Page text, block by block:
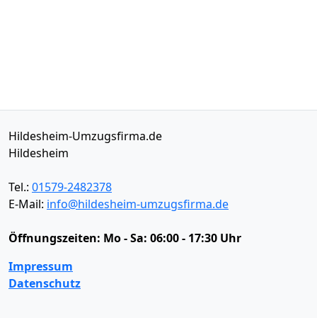
Hildesheim-Umzugsfirma.de
Hildesheim
Tel.: 01579-2482378
E-Mail: info@hildesheim-umzugsfirma.de
Öffnungszeiten: Mo - Sa: 06:00 - 17:30 Uhr
Impressum
Datenschutz